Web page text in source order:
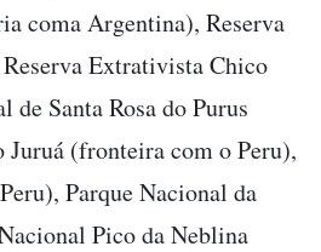
coma Argentina), Reserva
Extrativista Chico
Santa Rosa do Purus
(fronteira com o Peru),
Parque Nacional da
Pico da Neblina